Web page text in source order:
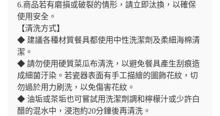
6.商品若有磨損或破裂的情形，請立即汰換，以確保
使用安全。
【清洗方式】
◆ 建議各種材質餐具都使用中性洗潔劑及柔細海棉清
潔。
◆ 請勿使用硬質菜瓜布清洗，以避免餐具產生刮痕造
成細菌汙染。若瓷器表面有手工描繪的圖飾花紋，切
勿過於用力刷洗，以免傷害花紋。
◆ 油垢或茶垢也可嘗試用洗潔劑調和檸檬汁或少許白
醋的混水中，浸泡約20分鐘後再清洗。